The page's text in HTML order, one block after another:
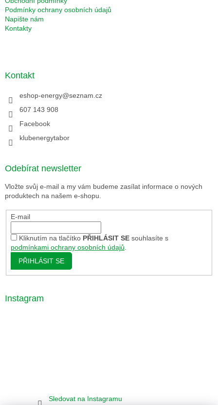
Podmínky ochrany osobních údajů
Napište nám
Kontakty
Kontakt
eshop-energy@seznam.cz
607 143 908
Facebook
klubenergytabor
Odebírat newsletter
Vložte svůj e-mail a my vám budeme zasílat informace o nových
produktech na našem e-shopu.
E-mail
Kliknutím na tlačítko PŘIHLÁSIT SEsouhlasíte s
podmínkami ochrany osobních údajů.
PŘIHLÁSIT SE
Instagram
Sledovat na Instagramu